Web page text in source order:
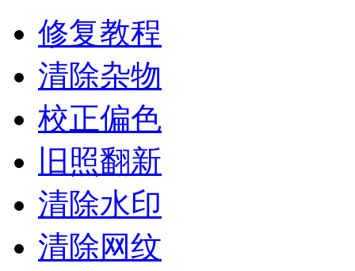
修复教程
清除杂物
校正偏色
旧照翻新
清除水印
清除网纹